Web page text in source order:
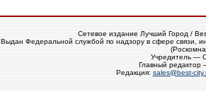
Сетевое издание Лучший Город /
Выдан Федеральной службой по надзору в сфере связи,
Учредитель —
Главный редактор
Редакция: sales@best-